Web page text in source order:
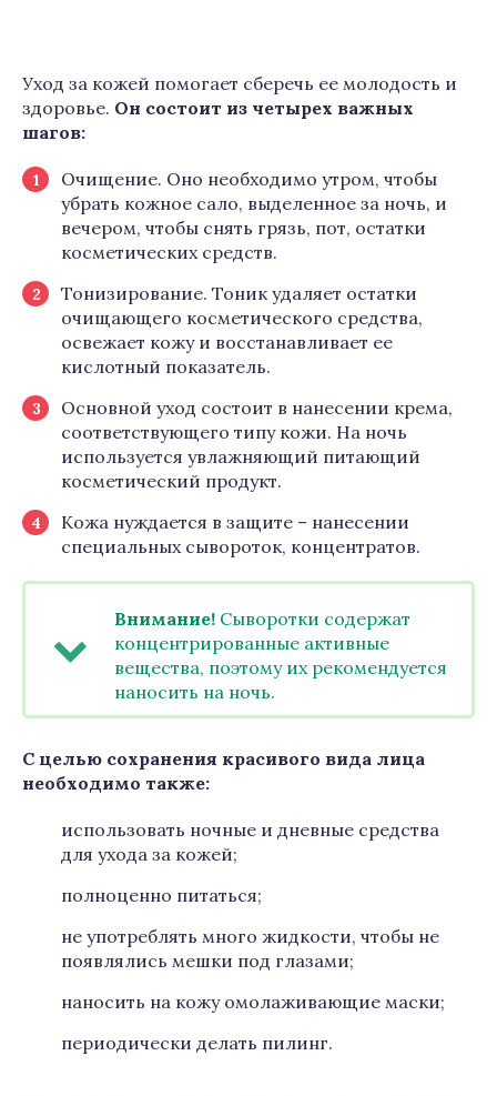
Уход за кожей помогает сберечь ее молодость и
здоровье. Он состоит из четырех важных
шагов:
Очищение. Оно необходимо утром, чтобы
убрать кожное сало, выделенное за ночь, и
вечером, чтобы снять грязь, пот, остатки
косметических средств.
Тонизирование. Тоник удаляет остатки
очищающего косметического средства,
освежает кожу и восстанавливает ее
кислотный показатель.
Основной уход состоит в нанесении крема,
соответствующего типу кожи. На ночь
используется увлажняющий питающий
косметический продукт.
Кожа нуждается в защите – нанесении
специальных сывороток, концентратов.
Внимание! Сыворотки содержат
концентрированные активные
вещества, поэтому их рекомендуется
наносить на ночь.
С целью сохранения красивого вида лица
необходимо также:
использовать ночные и дневные средства
для ухода за кожей;
полноценно питаться;
не употреблять много жидкости, чтобы не
появлялись мешки под глазами;
наносить на кожу омолаживающие маски;
периодически делать пилинг.